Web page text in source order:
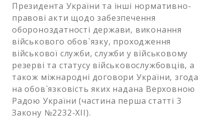
Президента України та інші нормативно-
правові акти щодо забезпечення
обороноздатності держави, виконання
військового обов`язку, проходження
військової служби, служби у військовому
резерві та статусу військовослужбовців, а
також міжнародні договори України, згода
на обов`язковість яких надана Верховною
Радою України (частина перша статті 3
Закону №2232-XII).